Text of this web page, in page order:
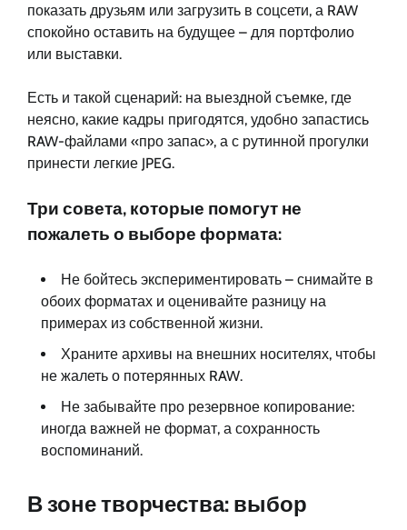
показать друзьям или загрузить в соцсети, а RAW
спокойно оставить на будущее – для портфолио
или выставки.
Есть и такой сценарий: на выездной съемке, где
неясно, какие кадры пригодятся, удобно запастись
RAW-файлами «про запас», а с рутинной прогулки
принести легкие JPEG.
Три совета, которые помогут не
пожалеть о выборе формата:
Не бойтесь экспериментировать – снимайте в
обоих форматах и оценивайте разницу на
примерах из собственной жизни.
Храните архивы на внешних носителях, чтобы
не жалеть о потерянных RAW.
Не забывайте про резервное копирование:
иногда важней не формат, а сохранность
воспоминаний.
В зоне творчества: выбор